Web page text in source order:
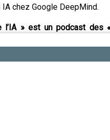
chez Google DeepMind.
l’IA » est un podcast des
Alcaraz, Joséphine
a été enregistré en
Boone.